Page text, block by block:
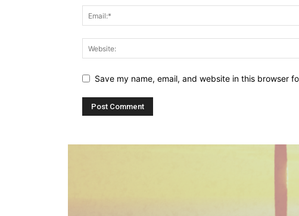
Save my name, email, and website in this browser